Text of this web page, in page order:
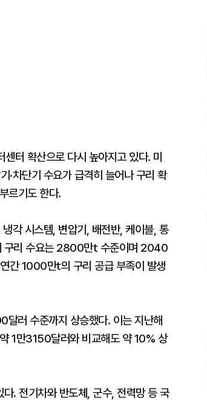
터 확산으로 다시 높아지고 있다. 미
·차단기 수요가 급격히 늘어나 구리 확
르기도 한다.
각 시스템, 변압기, 배전반, 케이블, 통
구리 수요는 2800만t 수준이며 2040
간 1000만t의 구리 공급 부족이 발생
러 수준까지 상승했다. 이는 지난해
1만3150달러와 비교해도 약 10% 상
. 전기차와 반도체, 군수, 전력망 등 국